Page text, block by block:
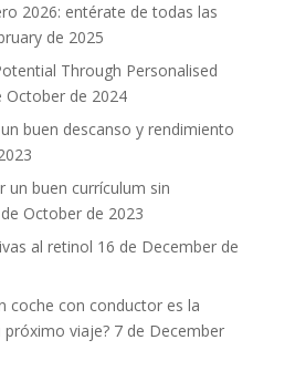
2026: entérate de todas las
de 2025
Through Personalised
October de 2024
buen descanso y rendimiento
un buen currículum sin
October de 2023
al retinol 16 de December de
coche con conductor es la
viaje? 7 de December